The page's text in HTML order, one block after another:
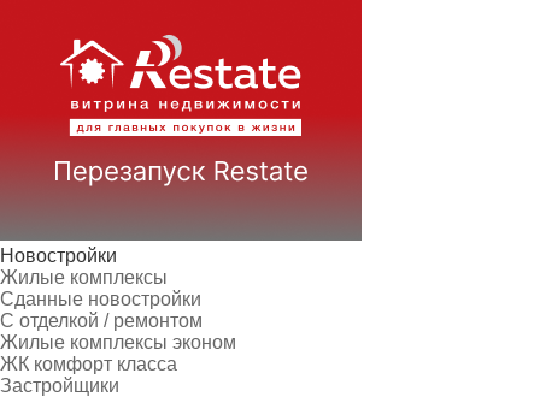
Новостройки
Жилые комплексы
Сданные новостройки
С отделкой / ремонтом
Жилые комплексы эконом
ЖК комфорт класса
Застройщики